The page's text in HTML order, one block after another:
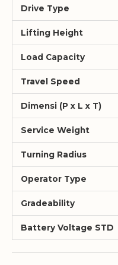
Drive Type
Lifting Height
Load Capacity
Travel Speed
Dimensi (P x L x T)
Service Weight
Turning Radius
Operator Type
Gradeability
Battery Voltage STD